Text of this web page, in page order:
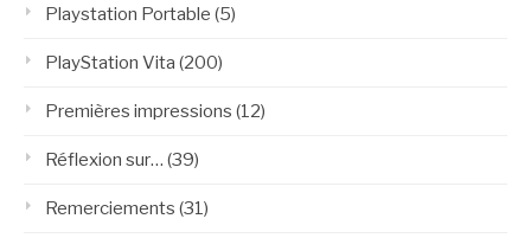
Playstation Portable (5)
PlayStation Vita (200)
Premières impressions (12)
Réflexion sur… (39)
Remerciements (31)